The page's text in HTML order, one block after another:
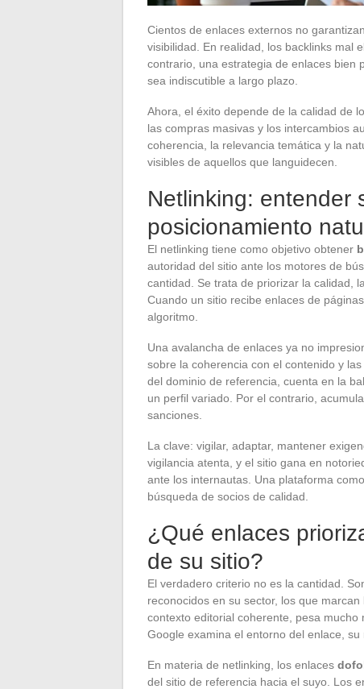
Cientos de enlaces externos no
visibilidad. En realidad, los backlinks mal
contrario, una estrategia de enlaces bien
sea indiscutible a largo plazo.
Ahora, el éxito depende de la calidad de
las compras masivas y los intercambios
coherencia, la relevancia temática y la
visibles de aquellos que languidecen.
Netlinking: entender
posicionamiento
El netlinking tiene como objetivo obtener
autoridad del sitio ante los motores de
cantidad. Se trata de priorizar la calidad,
Cuando un sitio recibe enlaces de
algoritmo.
Una avalancha de enlaces ya no
sobre la coherencia con el contenido y
del dominio de referencia, cuenta en la
un perfil variado. Por el contrario,
sanciones.
La clave: vigilar, adaptar, mantener
vigilancia atenta, y el sitio gana en
ante los internautas. Una plataforma
búsqueda de socios de calidad.
¿Qué enlaces
de su sitio?
El verdadero criterio no es la cantidad.
reconocidos en su sector, los que marcan
contexto editorial coherente, pesa mucho
Google examina el entorno del enlace,
En materia de netlinking, los enlaces
del sitio de referencia hacia el suyo. Los